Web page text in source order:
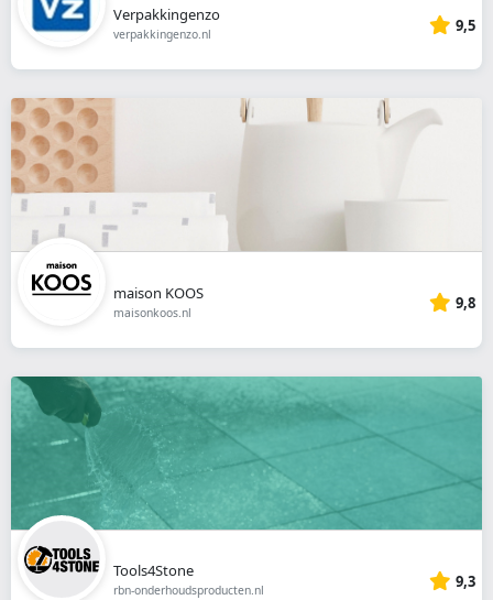
Verpakkingenzo
verpakkingenzo.nl 9,5
maison KOOS
maisonkoos.nl 9,8
Tools4Stone
rbn-onderhoudsproducten.nl 9,3